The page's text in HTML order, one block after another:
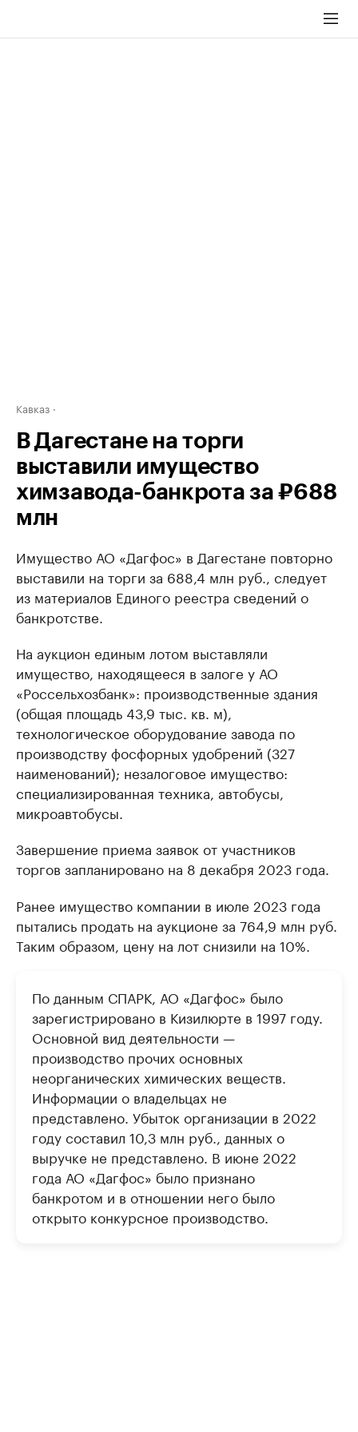
Кавказ
В Дагестане на торги
выставили имущество
химзавода-банкрота за ₽688
млн
Имущество АО «Дагфос» в Дагестане повторно
выставили на торги за 688,4 млн руб., следует
из материалов Единого реестра сведений о
банкротстве.
На аукцион единым лотом выставляли
имущество, находящееся в залоге у АО
«Россельхозбанк»: производственные здания
(общая площадь 43,9 тыс. кв. м),
технологическое оборудование завода по
производству фосфорных удобрений (327
наименований); незалоговое имущество:
специализированная техника, автобусы,
микроавтобусы.
Завершение приема заявок от участников
торгов запланировано на 8 декабря 2023 года.
Ранее имущество компании в июле 2023 года
пытались продать на аукционе за 764,9 млн руб.
Таким образом, цену на лот снизили на 10%.
По данным СПАРК, АО «Дагфос» было
зарегистрировано в Кизилюрте в 1997 году.
Основной вид деятельности —
производство прочих основных
неорганических химических веществ.
Информации о владельцах не
представлено. Убыток организации в 2022
году составил 10,3 млн руб., данных о
выручке не представлено. В июне 2022
года АО «Дагфос» было признано
банкротом и в отношении него было
открыто конкурсное производство.